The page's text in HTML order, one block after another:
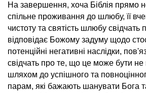
На завершення, хоча Біблія прямо
спільне проживання до шлюбу, її
чистоту та святість шлюбу
відповідає Божому задуму щодо
потенційні негативні наслідки,
свідчать про те, що це може бути
шляхом до успішного та
парам, які бажають шанувати Бога